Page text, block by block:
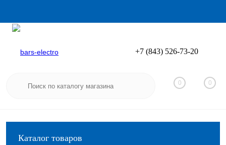
Вход
+7 (843) 526-73-20
0 0
Каталог товаров